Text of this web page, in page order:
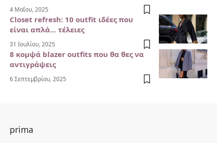
4 Μαΐου, 2025
Closet refresh: 10 outfit ιδέες που
είναι απλά… τέλειες
31 Ιουλίου, 2025
8 κομψά blazer outfits που θα θες να
αντιγράψεις
6 Σεπτεμβρίου, 2025
prima